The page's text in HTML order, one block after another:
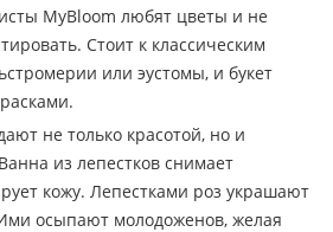
MyBloom любят цветы и не
Стоит к классическим
или эустомы, и букет
не только красотой, но и
из лепестков снимает
кожу. Лепестками роз украшают
осыпают молодоженов, желая